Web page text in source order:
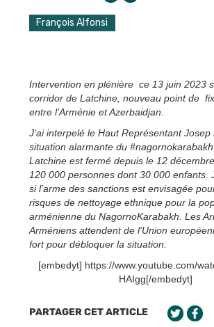
François Alfonsi
Intervention en plénière ce 13 juin 2023
corridor de Latchine, nouveau point de
entre l’Arménie et Azerbaidjan.
J’ai interpelé le Haut Représentant Josep
situation alarmante du
Latchine est fermé depuis le 12
120 000 personnes dont 30 000 enfants.
si l’arme des sanctions est envisagée
risques de nettoyage ethnique pour la
arménienne du NagornoKarabakh. Les
Arméniens attendent de l’Union
fort pour débloquer la situation.
[embedyt] https://www.youtube.com/
HAIgg[/embedyt]
PARTAGER CET ARTICLE